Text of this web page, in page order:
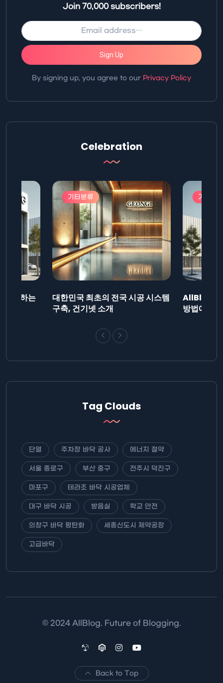
Join 70,000 subscribers!
Sign Up
By signing up, you agree to our Privacy Policy
Celebration
제출하는
기타분류
대한민국 최초의 전국 시공 시스템
구축, 건기넷 소개
기타분
AllBlog에
방법에 대
Tag Clouds
단열 주차장 바닥 공사 에너지 절약
서울 종로구 부산 중구 전주시 덕진구
마포구 테라조 바닥 시공업체
대구 바닥 시공 방음실 학교 안전
의창구 바닥 평탄화 세종신도시 제약공장
고급바닥
© 2024 AllBlog. Future of Blogging.
Back to Top